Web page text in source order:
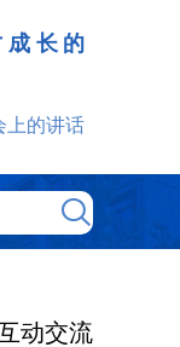
长的
上的讲话
动交流